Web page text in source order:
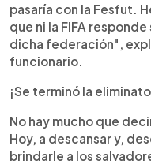
pasaría con la Fesfut.
que ni la FIFA
dicha federación",
funcionario.
¡Se terminó la
No hay mucho que
Hoy, a descansar y,
brindarle a los